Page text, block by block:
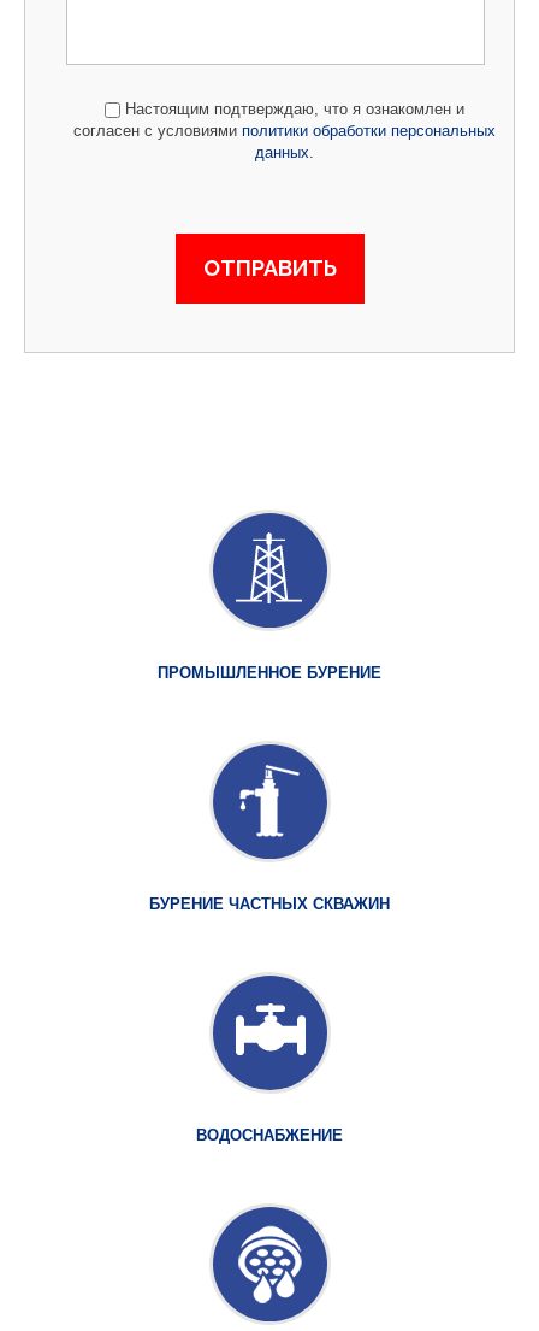
Настоящим подтверждаю, что я ознакомлен и
согласен с условиями политики обработки персональных
данных
ПРОМЫШЛЕННОЕ БУРЕНИЕ
БУРЕНИЕ ЧАСТНЫХ СКВАЖИН
ВОДОСНАБЖЕНИЕ